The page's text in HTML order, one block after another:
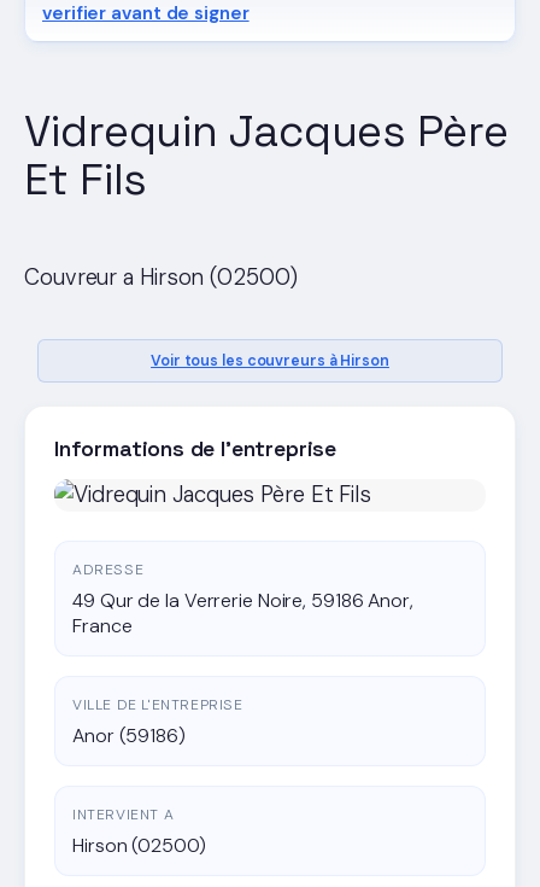
Vidrequin Jacques Père
Et Fils
Couvreur a Hirson (02500)
Voir tous les couvreurs à Hirson
Informations de l'entreprise
ADRESSE
49 Qur de la Verrerie Noire, 59186 Anor,
France
VILLE DE L'ENTREPRISE
Anor (59186)
INTERVIENT A
Hirson (02500)
verifier avant de signer